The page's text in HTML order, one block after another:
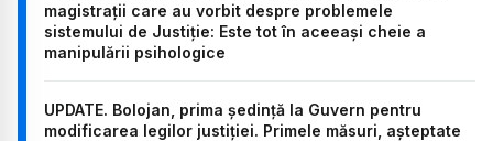
magistrații care au vorbit despre problemele
sistemului de Justiție: Este tot în aceeași cheie a
manipulării psihologice
UPDATE. Bolojan, prima ședință la Guvern pentru
modificarea legilor justiției. Primele măsuri, așteptate